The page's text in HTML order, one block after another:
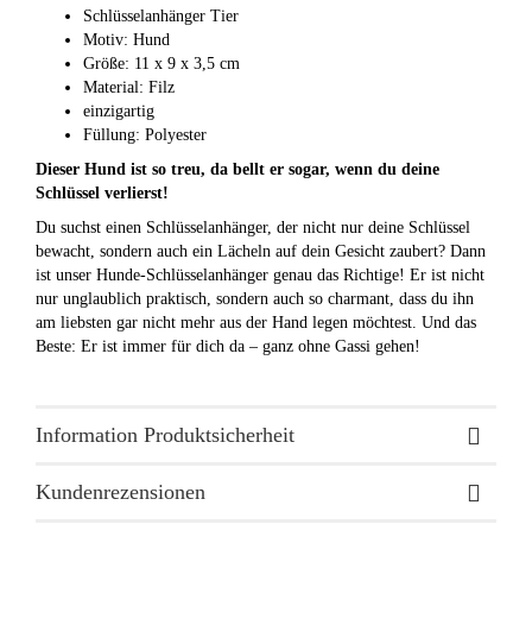
Schlüsselanhänger Tier
Motiv: Hund
Größe: 11 x 9 x 3,5 cm
Material: Filz
einzigartig
Füllung: Polyester
Dieser Hund ist so treu, da bellt er sogar, wenn du deine
Schlüssel verlierst!
Du suchst einen Schlüsselanhänger, der nicht nur deine Schlüssel
bewacht, sondern auch ein Lächeln auf dein Gesicht zaubert? Dann
ist unser Hunde-Schlüsselanhänger genau das Richtige! Er ist nicht
nur unglaublich praktisch, sondern auch so charmant, dass du ihn
am liebsten gar nicht mehr aus der Hand legen möchtest. Und das
Beste: Er ist immer für dich da – ganz ohne Gassi gehen!
Information Produktsicherheit
Kundenrezensionen